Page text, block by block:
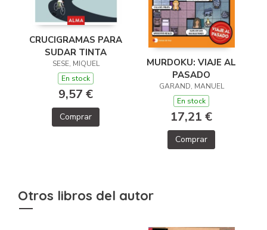
CRUCIGRAMAS PARA
SUDAR TINTA
SESE, MIQUEL
En stock
9,57 €
Comprar
MURDOKU: VIAJE AL
PASADO
GARAND, MANUEL
En stock
17,21 €
Comprar
Otros libros del autor